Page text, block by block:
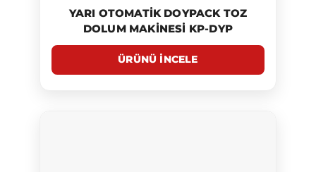
YARI OTOMATIK DOYPACK TOZ
DOLUM MAKINESI KP-DYP